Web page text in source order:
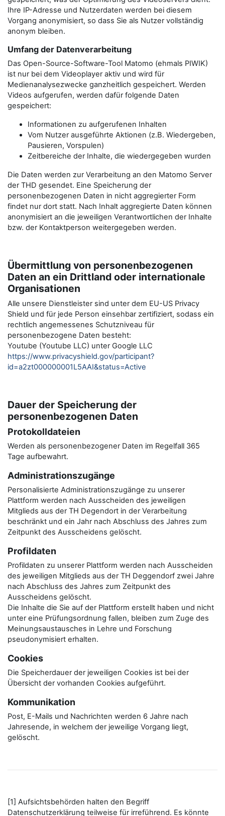
Ihre IP-Adresse und Nutzerdaten werden bei diesem
Vorgang anonymisiert, so dass Sie als Nutzer vollständig
anonym bleiben.
Umfang der Datenverarbeitung
Das Open-Source-Software-Tool Matomo (ehmals PIWIK)
ist nur bei dem Videoplayer aktiv und wird für
Medienanalysezwecke ganzheitlich gespeichert. Werden
Videos aufgerufen, werden dafür folgende Daten
gespeichert:
Informationen zu aufgerufenen Inhalten
Vom Nutzer ausgeführte Aktionen (z.B. Wiedergeben,
Pausieren, Vorspulen)
Zeitbereiche der Inhalte, die wiedergegeben wurden
Die Daten werden zur Verarbeitung an den Matomo Server
der THD gesendet. Eine Speicherung der
personenbezogenen Daten in nicht aggregierter Form
findet nur dort statt. Nach Inhalt aggregierte Daten können
anonymisiert an die jeweiligen Verantwortlichen der Inhalte
bzw. der Kontaktperson weitergegeben werden.
Übermittlung von personenbezogenen
Daten an ein Drittland oder internationale
Organisationen
Alle unsere Dienstleister sind unter dem EU-US Privacy
Shield und für jede Person einsehbar zertifiziert, sodass ein
rechtlich angemessenes Schutzniveau für
personenbezogene Daten besteht:
Youtube (Youtube LLC) unter Google LLC
https://www.privacyshield.gov/participant?
id=a2zt000000001L5AAI&status=Active
Dauer der Speicherung der
personenbezogenen Daten
Protokolldateien
Werden als personenbezogener Daten im Regelfall 365
Tage aufbewahrt.
Administrationszugänge
Personalisierte Administrationszugänge zu unserer
Plattform werden nach Ausscheiden des jeweiligen
Mitglieds aus der TH Degendort in der Verarbeitung
beschränkt und ein Jahr nach Abschluss des Jahres zum
Zeitpunkt des Ausscheidens gelöscht.
Profildaten
Profildaten zu unserer Plattform werden nach Ausscheiden
des jeweiligen Mitglieds aus der TH Deggendorf zwei Jahre
nach Abschluss des Jahres zum Zeitpunkt des
Ausscheidens gelöscht.
Die Inhalte die Sie auf der Plattform erstellt haben und nicht
unter eine Prüfungsordnung fallen, bleiben zum Zuge des
Meinungsaustausches in Lehre und Forschung
pseudonymisiert erhalten.
Cookies
Die Speicherdauer der jeweiligen Cookies ist bei der
Übersicht der vorhanden Cookies aufgeführt.
Kommunikation
Post, E-Mails und Nachrichten werden 6 Jahre nach
Jahresende, in welchem der jeweilige Vorgang liegt,
gelöscht.
[1] Aufsichtsbehörden halten den Begriff
Datenschutzerklärung teilweise für irreführend. Es könnte